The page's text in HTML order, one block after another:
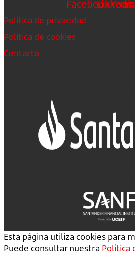
FacebookLinkedin
Política de privacidad
Política de cookies
Contacto
Esta página utiliza cookies para
Puede consultar nuestra Política